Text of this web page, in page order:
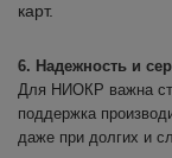
карт.
6. Надежность и
Для НИОКР важна
поддержка
даже при долгих и